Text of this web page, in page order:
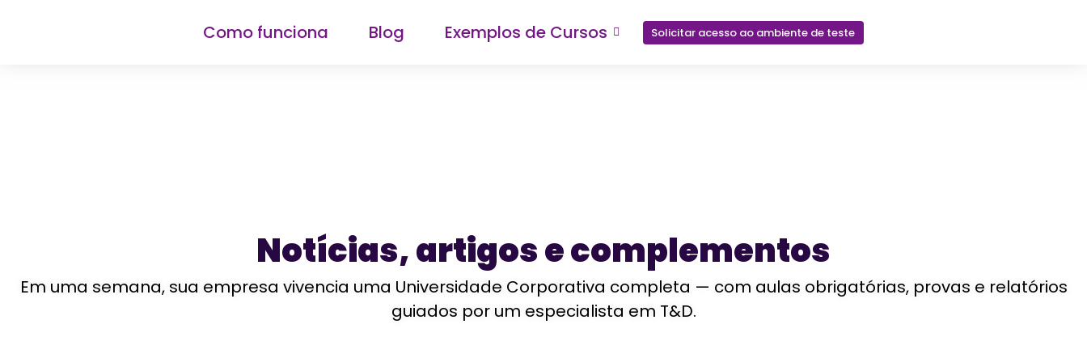
Como funciona Blog Exemplos de Cursos Solicitar acesso ao ambiente de teste
Notícias, artigos e complementos
Em uma semana, sua empresa vivencia uma Universidade Corporativa completa — com aulas obrigatórias, provas e relatórios
guiados por um especialista em T&D.